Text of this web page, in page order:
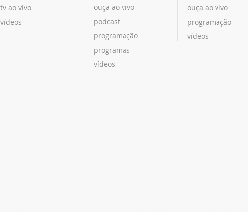
tv ao vivo
vídeos
ouça ao vivo
podcast
programação
programas
vídeos
ouça ao vivo
programação
vídeos